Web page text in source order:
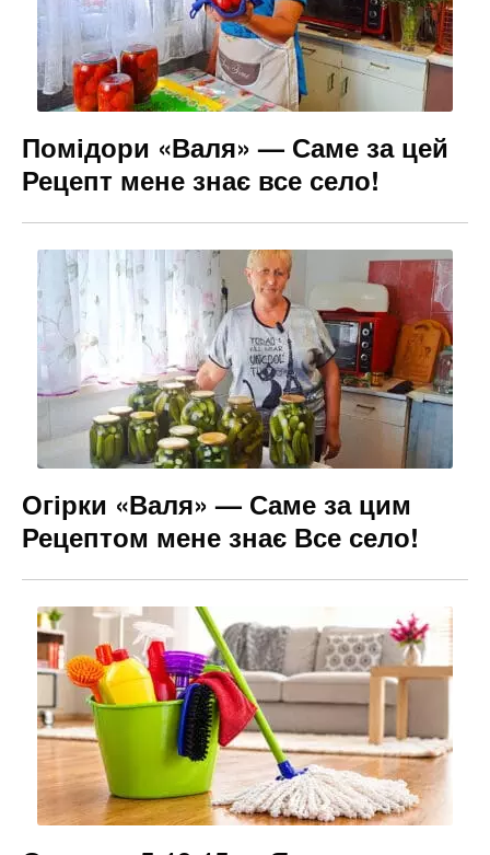
Помідори «Валя» — Саме за цей
Рецепт мене знає все село!
Огірки «Валя» — Саме за цим
Рецептом мене знає Все село!